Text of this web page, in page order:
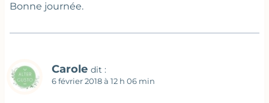
Bonne journée.
Carole dit :
6 février 2018 à 12 h 06 min